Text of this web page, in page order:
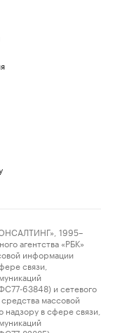
1995–
агентства «РБК»
информации
связи,
63848) и сетевого
массовой
в сфере связи,